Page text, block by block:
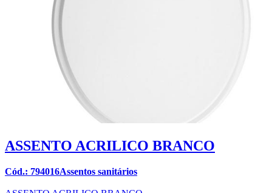
ASSENTO ACRILICO BRANCO
Cód.: 794016Assentos sanitários